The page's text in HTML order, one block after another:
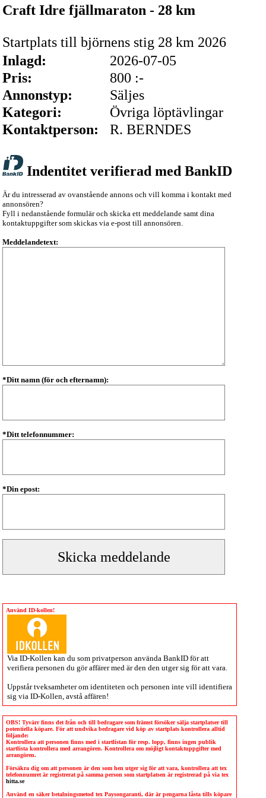
Craft Idre fjällmaraton - 28 km
Startplats till björnens stig 28 km 2026
Inlagd:
2026-07-05
Pris:
800 :-
Annonstyp:
Säljes
Kategori:
Övriga löptävlingar
Kontaktperson:
R. BERNDES
Indentitet verifierad med BankID
Är du intresserad av ovanstående annons och vill komma i kontakt med
annonsören?
Fyll i nedanstående formulär och skicka ett meddelande samt dina
kontaktuppgifter som skickas via e-post till annonsören.
Meddelandetext:
*Ditt namn (för och efternamn):
*Ditt telefonnummer:
*Din epost:
Använd ID-kollen!
Via ID-Kollen kan du som privatperson använda BankID för att
verifiera personen du gör affärer med är den den utger sig för att vara.
Uppstår tveksamheter om identiteten och personen inte vill identifiera
sig via ID-Kollen , avstå affären!
OBS! Tyvärr finns det från och till bedragare som främst försöker sälja startplatser till
potentiella köpare. För att undvika bedragare vid köp av startplats kontrollera alltid
följande:
Kontrollera att personen finns med i startlistan för resp. lopp, finns ingen publik
startlista kontrollera med arrangören. Kontrollera om möjligt kontaktuppgifter med
arrangören.
Försäkra dig om att personen är den som hen utger sig för att vara, kontrollera att tex
telefonnumret är registrerat på samma person som startplatsen är registrerad på via tex
hitta.se
Använd en säker betalningsmetod tex Paysongaranti, där är pengarna låsta tills köpare